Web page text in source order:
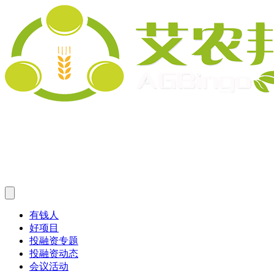
有钱人
好项目
投融资专题
投融资动态
会议活动